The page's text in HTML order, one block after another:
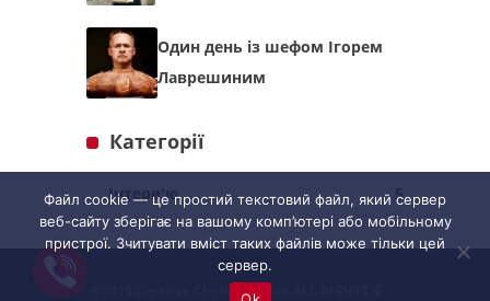
Один день із шефом Ігорем
Лаврешиним
Категорії
Інтерв'ю 5
©2018 Creative Chefs Summit. ALL RIGHTS
Файл cookie — це простий текстовий файл, який сервер
веб-сайту зберігає на вашому комп’ютері або мобільному
пристрої. Зчитувати вміст таких файлів може тільки цей
сервер.